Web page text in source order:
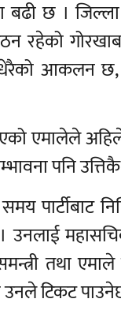
बढी छ ।
रहेको
धेरैको आकलन
एमालेले
पनि
पार्टीबाट
उनलाई
तथा
टिकट